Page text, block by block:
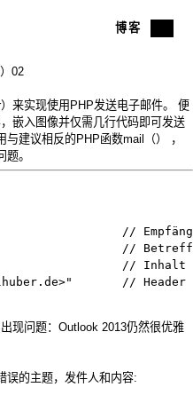
博客
02
来实现使用PHP发送电子邮件。 便
嵌入图像并仅需几行代码即可发送
与建议相反的PHP函数mail（）
，
。
//
// Betreff
// Inhalt
// Header
现问题：Outlook 2013仍然很优雅
误的主题，发件人和内容: